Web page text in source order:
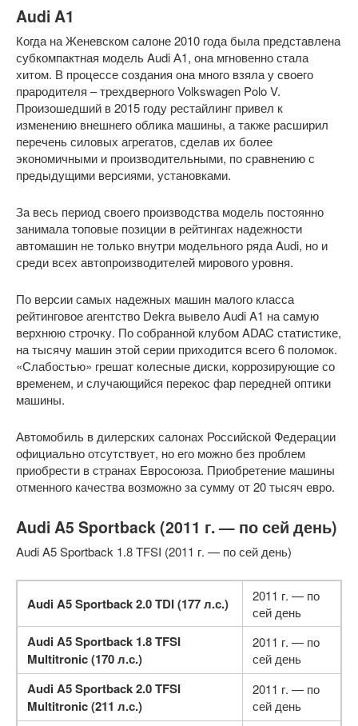
Audi A1
Когда на Женевском салоне 2010 года была представлена
субкомпактная модель Audi А1, она мгновенно стала
хитом. В процессе создания она много взяла у своего
прародителя – трехдверного Volkswagen Polo V.
Произошедший в 2015 году рестайлинг привел к
изменению внешнего облика машины, а также расширил
перечень силовых агрегатов, сделав их более
экономичными и производительными, по сравнению с
предыдущими версиями, установками.
За весь период своего производства модель постоянно
занимала топовые позиции в рейтингах надежности
автомашин не только внутри модельного ряда Audi, но и
среди всех автопроизводителей мирового уровня.
По версии самых надежных машин малого класса
рейтинговое агентство Dekrа вывело Audi A1 на самую
верхнюю строчку. По собранной клубом ADAC статистике,
на тысячу машин этой серии приходится всего 6 поломок.
«Слабостью» грешат колесные диски, коррозирующие со
временем, и случающийся перекос фар передней оптики
машины.
Автомобиль в дилерских салонах Российской Федерации
официально отсутствует, но его можно без проблем
приобрести в странах Евросоюза. Приобретение машины
отменного качества возможно за сумму от 20 тысяч евро.
Audi A5 Sportback (2011 г. — по сей день)
Audi A5 Sportback 1.8 TFSI (2011 г. — по сей день)
Audi A5 Sportback 2.0 TDI (177 л.с.)
2011 г. — по
сей день
Audi A5 Sportback 1.8 TFSI
Multitronic (170 л.с.)
2011 г. — по
сей день
Audi A5 Sportback 2.0 TFSI
Multitronic (211 л.с.)
2011 г. — по
сей день